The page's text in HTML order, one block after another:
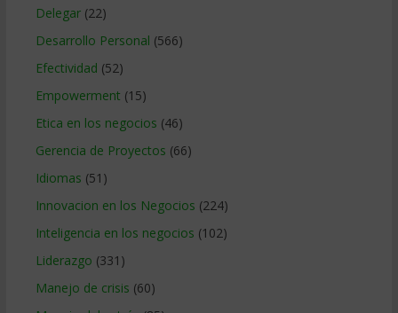
Delegar(22)
Desarrollo Personal (566)
Efectividad (52)
Empowerment (15)
Etica en los negocios (46)
Gerencia de Proyectos (66)
Idiomas (51)
Innovacion en los Negocios (224)
Inteligencia en los negocios (102)
Liderazgo (331)
Manejo de crisis (60)